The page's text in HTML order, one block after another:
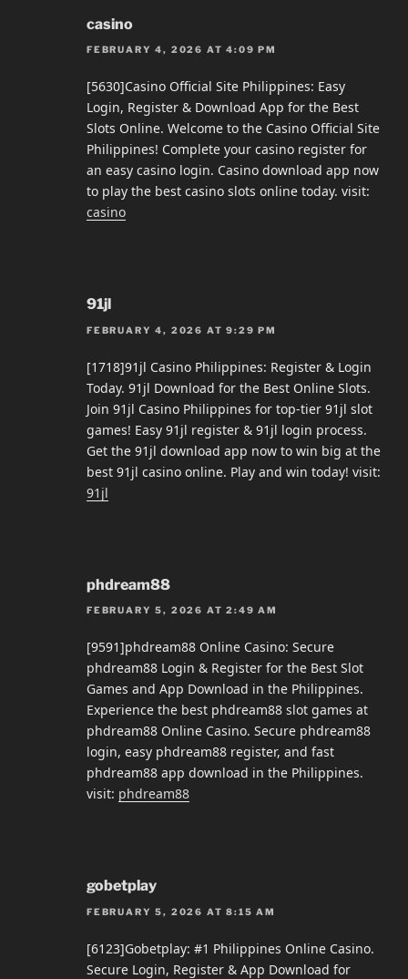
casino
FEBRUARY 4, 2026 AT 4:09 PM
[5630]Casino Official Site Philippines: Easy
Login, Register & Download App for the Best
Slots Online. Welcome to the Casino Official Site
Philippines! Complete your casino register for
an easy casino login. Casino download app now
to play the best casino slots online today. visit:
casino
91jl
FEBRUARY 4, 2026 AT 9:29 PM
[1718]91jl Casino Philippines: Register & Login
Today. 91jl Download for the Best Online Slots.
Join 91jl Casino Philippines for top-tier 91jl slot
games! Easy 91jl register & 91jl login process.
Get the 91jl download app now to win big at the
best 91jl casino online. Play and win today! visit:
91jl
phdream88
FEBRUARY 5, 2026 AT 2:49 AM
[9591]phdream88 Online Casino: Secure
phdream88 Login & Register for the Best Slot
Games and App Download in the Philippines.
Experience the best phdream88 slot games at
phdream88 Online Casino. Secure phdream88
login, easy phdream88 register, and fast
phdream88 app download in the Philippines.
visit: phdream88
gobetplay
FEBRUARY 5, 2026 AT 8:15 AM
[6123]Gobetplay: #1 Philippines Online Casino.
Secure Login, Register & App Download for